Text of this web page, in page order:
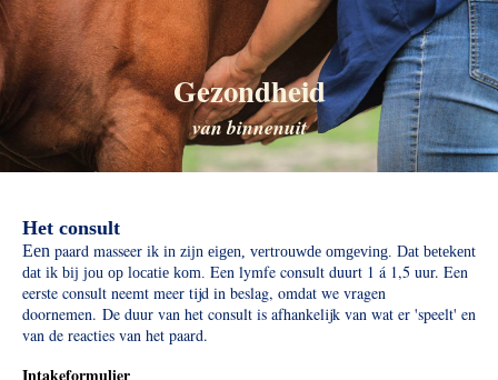
Gezondheid
van binnenuit
Het consult
Een paard masseer ik in zijn eigen, vertrouwde omgeving. Dat betekent
dat ik bij jou op locatie kom. Een lymfe consult duurt 1 á 1,5 uur. Een
eerste consult neemt meer tijd in beslag, omdat we vragen
doornemen. De duur van het consult is afhankelijk van wat er 'speelt' en
van de reacties van het paard.
Intakeformulier